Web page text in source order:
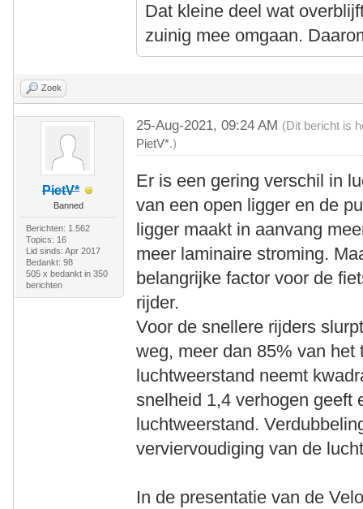
Dat kleine deel wat
zuinig mee omgaan.
Zoek
PietV*
Banned
Berichten: 1.562
Topics: 16
Lid sinds: Apr 2017
Bedankt: 98
505 x bedankt in 350
berichten
25-Aug-2021, 09:24 AM (Dit bericht is
PietV*.)
Er is een gering verschil in
van een open ligger en de
ligger maakt in aanvang
meer laminaire stroming.
belangrijke factor voor de
rijder.
Voor de snellere rijders
weg, meer dan 85% van het
luchtweerstand neemt
snelheid 1,4 verhogen geeft
luchtweerstand.
verviervoudiging van de
In de presentatie van de